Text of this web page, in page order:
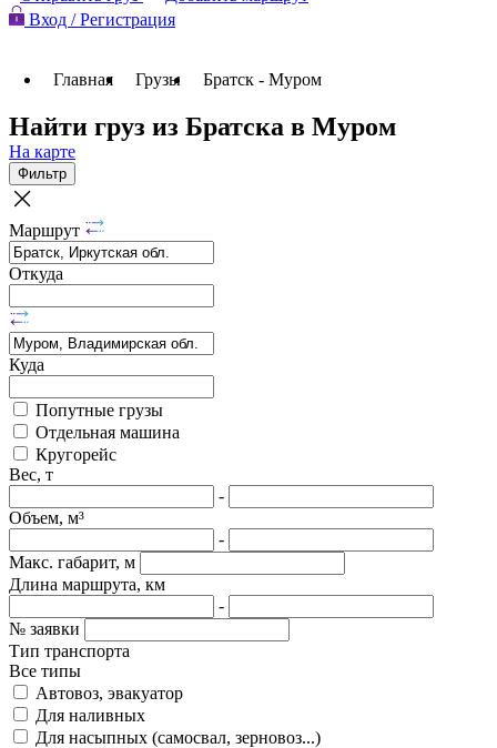
Вход / Регистрация
Главная Грузы Братск - Муром
Найти груз из Братска в Муром
На карте
Фильтр
Маршрут
Откуда
Куда
Попутные грузы
Отдельная машина
Кругорейс
Вес, т
-
Объем, м³
-
Макс. габарит, м
Длина маршрута, км
-
№ заявки
Тип транспорта
Все типы
Автовоз, эвакуатор
Для наливных
Для насыпных (самосвал, зерновоз...)